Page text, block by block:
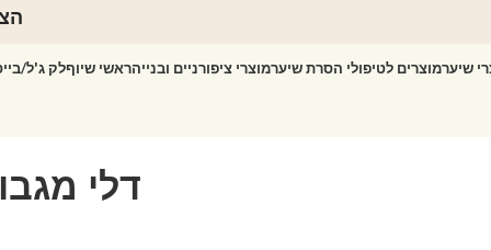
שיערמוצרים לטיפולי הסרת שיערמוצרי ציפורניים ובנייהראשי שיוףלק ג'ל/
דלי